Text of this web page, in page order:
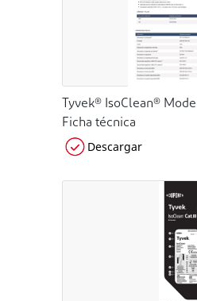
Tyvek® IsoClean®
Ficha técnica
Descargar